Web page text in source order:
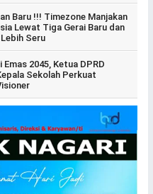
Baru !!! Timezone Manjakan
Lewat Tiga Gerai Baru dan
Seru
Emas 2045, Ketua DPRD
Sekolah Perkuat